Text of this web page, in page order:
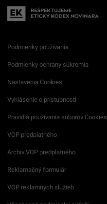
Podmienky používania
Podmienky ochrany súkromia
Nastavenia Cookies
Vyhlásenie o prístupnosti
Pravidlá používania súborov Cookies
VOP predplatného
Archív VOP predplatného
Reklamačný formulár
VOP reklamných služieb